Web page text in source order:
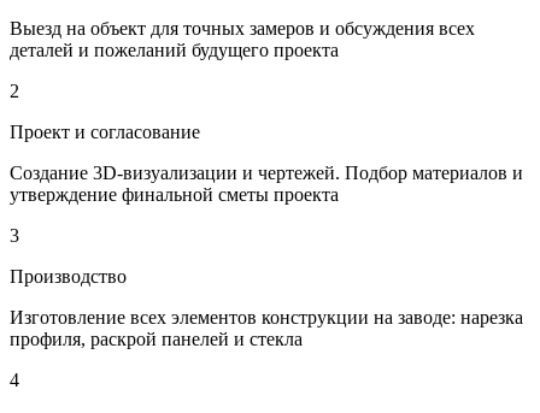
Выезд на объект для точных замеров и обсуждения всех
деталей и пожеланий будущего проекта
2
Проект и согласование
Создание 3D-визуализации и чертежей. Подбор материалов и
утверждение финальной сметы проекта
3
Производство
Изготовление всех элементов конструкции на заводе: нарезка
профиля, раскрой панелей и стекла
4